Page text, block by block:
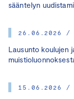
sääntelyn
26.06.2026 /
Lausunto koulujen
15.06.2026 /